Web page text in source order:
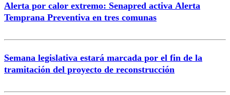
Alerta por calor extremo: Senapred activa Alerta
Temprana Preventiva en tres comunas
Semana legislativa estará marcada por el fin de la
tramitación del proyecto de reconstrucción